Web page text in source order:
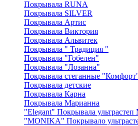
Покрывала RUNA
Покрывала SILVER
Покрывала Артис
Покрывала Виктория
Покрывала Альвитек
Покрывала " Традиция "
Покрывала "Гобелен"
Покрывала "Лозанна"
Покрывала стеганные
Покрывала детские
Покрывала Карна
Покрывала Марианна
"Elegant" Покрывала ультрастеп
"MONIKA" Покрывало